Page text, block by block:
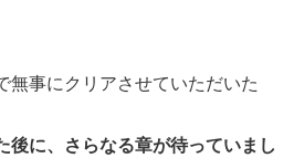
無事にクリアさせていただいた
後に、さらなる章が待っていまし